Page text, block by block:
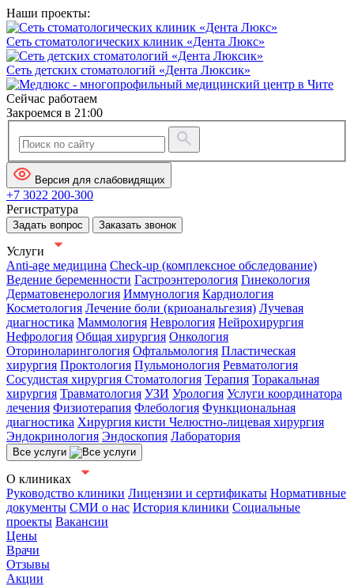
Наши проекты:
Сеть стоматологических клиник «Дента Люкс»
Сеть детских стоматологий «Дента Люксик»
Сейчас работаем
Закроемся в 21:00
Версия для слабовидящих
+7 3022 200-300
Регистратура
Задать вопрос Заказать звонок
Услуги
Anti-age медицина Check-up (комплексное обследование)
Ведение беременности Гастроэнтерология Гинекология
Дерматовенерология Иммунология Кардиология
Косметология Лечение боли (криоанальгезия) Лучевая
диагностика Маммология Неврология Нейрохирургия
Нефрология Общая хирургия Онкология
Оториноларингология Офтальмология Пластическая
хирургия Проктология Пульмонология Ревматология
Сосудистая хирургия Стоматология Терапия Торакальная
хирургия Травматология УЗИ Урология Услуги координатора
лечения Физиотерапия Флебология Функциональная
диагностика Хирургия кисти Челюстно-лицевая хирургия
Эндокринология Эндоскопия Лаборатория
Все услуги
О клиниках
Руководство клиники Лицензии и сертификаты Нормативные
документы СМИ о нас История клиники Социальные
проекты Вакансии
Цены
Врачи
Отзывы
Акции